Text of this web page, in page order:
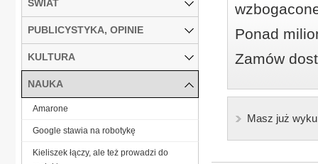
Ponad
Zamów
Masz już
ŚWIAT
PUBLICYSTYKA, OPINIE
KULTURA
NAUKA
Amarone
Google stawia na robotykę
Kieliszek łączy, ale też prowadzi do